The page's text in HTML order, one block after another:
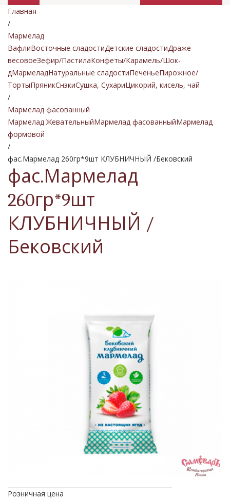
Промо товары
Главная
/
Мармелад
ВафлиВосточные сладостиДетские сладостиДраже
весовоеЗефир/ПастилаКонфеты/Карамель/Шок-
дМармеладНатуральные сладостиПеченьеПирожное/
ТортыПряникСнэкиСушка, СухариЦикорий, кисель, чай
/
Мармелад фасованный
Мармелад ЖевательныйМармелад фасованныйМармелад
формовой
/
фас.Мармелад 260гр*9шт КЛУБНИЧНЫЙ /Бековский
фас.Мармелад
260гр*9шт
КЛУБНИЧНЫЙ /
Бековский
Розничная цена